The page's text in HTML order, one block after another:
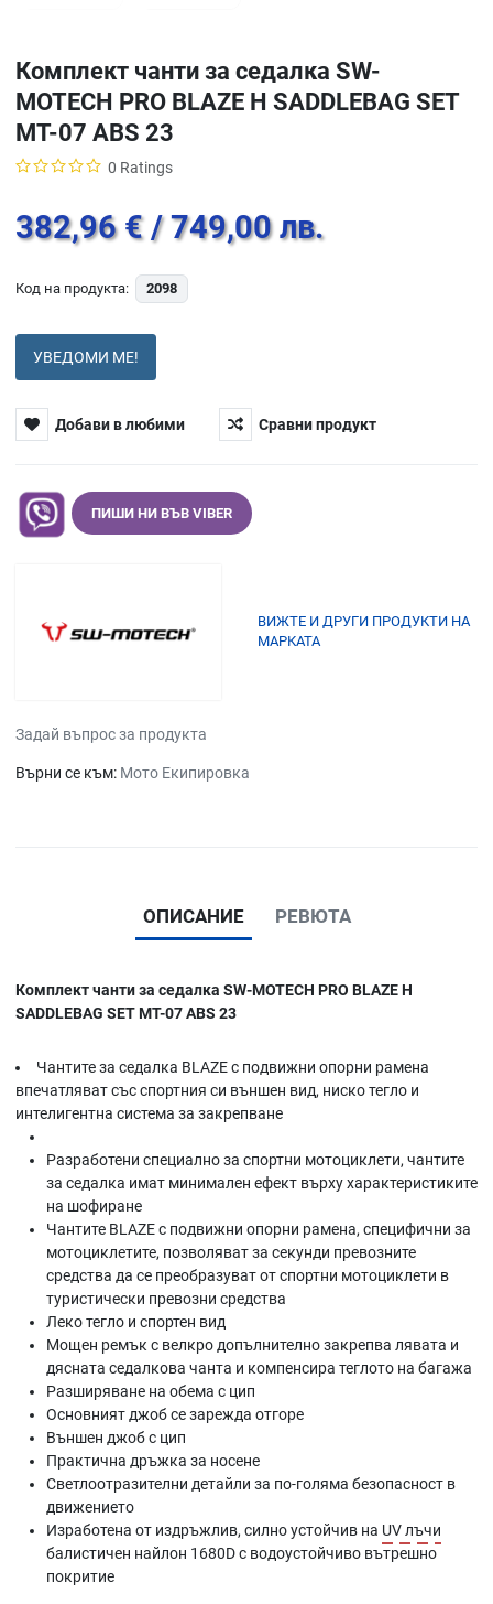
Комплект чанти за седалка SW-
MOTECH PRO BLAZE H SADDLEBAG SET
MT-07 ABS 23
0 Ratings
382,96 € / 749,00 лв.
Код на продукта: 2098
УВЕДОМИ МЕ!
Добави в любими Сравни продукт
ПИШИ НИ ВЪВ VIBER
ВИЖТЕ И ДРУГИ ПРОДУКТИ НА
МАРКАТА
Задай въпрос за продукта
Върни се към: Мото Екипировка
ОПИСАНИЕ РЕВЮТА
Комплект чанти за седалка SW-MOTECH PRO BLAZE H
SADDLEBAG SET MT-07 ABS 23
Чантите за седалка BLAZE с подвижни опорни рамена
впечатляват със спортния си външен вид, ниско тегло и
интелигентна система за закрепване
Разработени специално за спортни мотоциклети, чантите
за седалка имат минимален ефект върху характеристиките
на шофиране
Чантите BLAZE с подвижни опорни рамена, специфични за
мотоциклетите, позволяват за секунди превозните
средства да се преобразуват от спортни мотоциклети в
туристически превозни средства
Леко тегло и спортен вид
Мощен ремък с велкро допълнително закрепва лявата и
дясната седалкова чанта и компенсира теглото на багажа
Разширяване на обема с цип
Основният джоб се зарежда отгоре
Външен джоб с цип
Практична дръжка за носене
Светлоотразителни детайли за по-голяма безопасност в
движението
Изработена от издръжлив, силно устойчив на UV лъчи
балистичен найлон 1680D с водоустойчиво вътрешно
покритие